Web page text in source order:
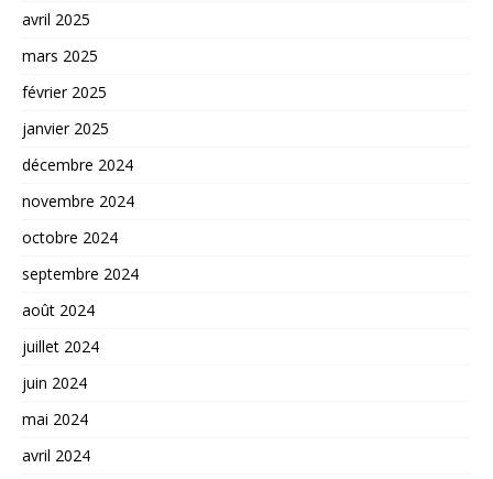
avril 2025
mars 2025
février 2025
janvier 2025
décembre 2024
novembre 2024
octobre 2024
septembre 2024
août 2024
juillet 2024
juin 2024
mai 2024
avril 2024